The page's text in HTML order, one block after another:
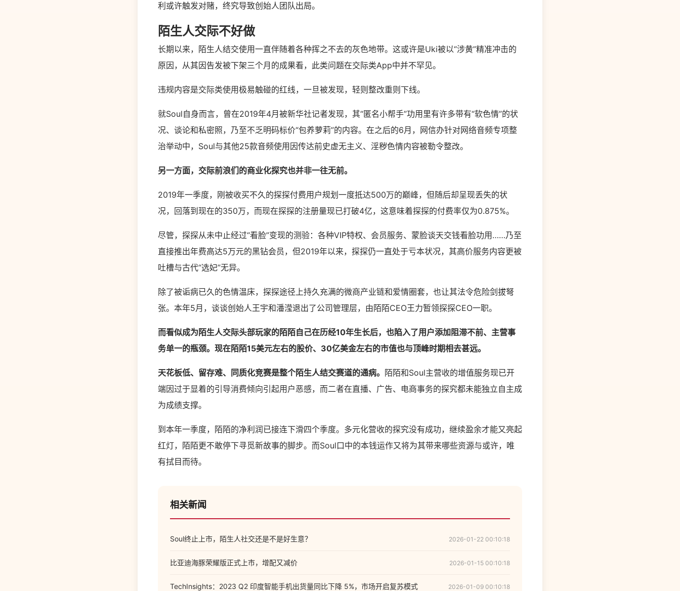
利或许触发对赌，终究导致创始人团队出局。
陌生人交际不好做
长期以来，陌生人结交使用一直伴随着各种挥之不去的灰色地带。这或许是Uki被以“涉黄”精准冲击的
原因，从其因告发被下架三个月的成果看，此类问题在交际类App中并不罕见。
违规内容是交际类使用极易触碰的红线，一旦被发现，轻则整改重则下线。
就Soul自身而言，曾在2019年4月被新华社记者发现，其“匿名小帮手”功用里有许多带有“软色情”的状
况、谈论和私密照，乃至不乏明码标价“包养萝莉”的内容。在之后的6月，网信办针对网络音频专项整
治举动中，Soul与其他25款音频使用因传达前史虚无主义、淫秽色情内容被勒令整改。
另一方面，交际前浪们的商业化探究也并非一往无前。
2019年一季度，刚被收买不久的探探付费用户规划一度抵达500万的巅峰，但随后却呈现丢失的状
况，回落到现在的350万，而现在探探的注册量现已打破4亿，这意味着探探的付费率仅为0.875%。
尽管，探探从未中止经过“看脸”变现的测验：各种VIP特权、会员服务、蒙脸谈天交钱看脸功用……乃至
直接推出年费高达5万元的黑钻会员，但2019年以来，探探仍一直处于亏本状况，其高价服务内容更被
吐槽与古代“选妃”无异。
除了被诟病已久的色情温床，探探途径上持久充满的微商产业链和爱情圈套，也让其法令危险剑拔弩
张。本年5月，谈谈创始人王宇和潘滢退出了公司管理层，由陌陌CEO王力暂领探探CEO一职。
而看似成为陌生人交际头部玩家的陌陌自己在历经10年生长后，也陷入了用户添加阻滞不前、主营事
务单一的瓶颈。现在陌陌15美元左右的股价、30亿美金左右的市值也与顶峰时期相去甚远。
天花板低、留存难、同质化竞赛是整个陌生人结交赛道的通病。 陌陌和Soul主营收的增值服务现已开
端因过于显着的引导消费倾向引起用户恶感，而二者在直播、广告、电商事务的探究都未能独立自主成
为成绩支撑。
到本年一季度，陌陌的净利润已接连下滑四个季度。多元化营收的探究没有成功，继续盈余才能又亮起
红灯，陌陌更不敢停下寻觅新故事的脚步。而Soul口中的本钱运作又将为其带来哪些资源与或许，唯
有拭目而待。
相关新闻
Soul终止上市，陌生人社交还是不是好生意？ 2026-01-22 00:10:18
比亚迪海豚荣耀版正式上市，增配又减价 2026-01-15 00:10:18
TechInsights：2023 Q2 印度智能手机出货量同比下降 5%，市场开启复苏模式 2026-01-09 00:10:18